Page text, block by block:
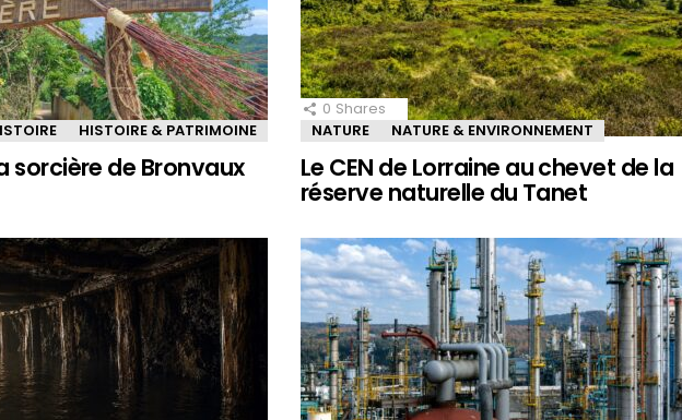
HISTOIRE & PATRIMOINE
sorcière de Bronvaux
0 Shares
NATURE
NATURE & ENVIRONNEMENT
Le CEN de Lorraine au chevet de la
réserve naturelle du Tanet